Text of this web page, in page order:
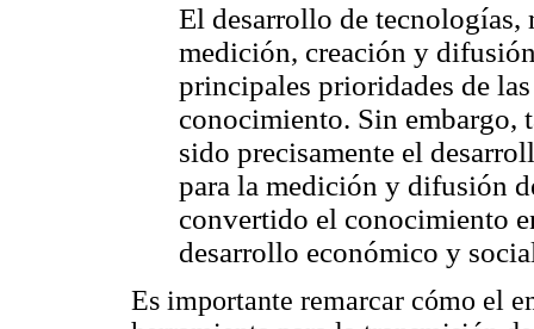
El desarrollo de tecnologías,
medición, creación y
principales prioridades de
conocimiento. Sin embargo,
sido precisamente el
para la medición y difusión
convertido el conocimiento
desarrollo económico y
Es importante remarcar cómo el